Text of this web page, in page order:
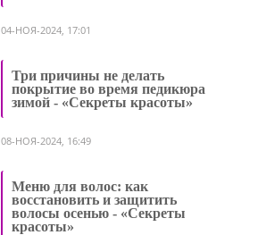
04-НОЯ-2024, 17:01
Три причины не делать
покрытие во время педикюра
зимой - «Секреты красоты»
08-НОЯ-2024, 16:49
Меню для волос: как
восстановить и защитить
волосы осенью - «Секреты
красоты»